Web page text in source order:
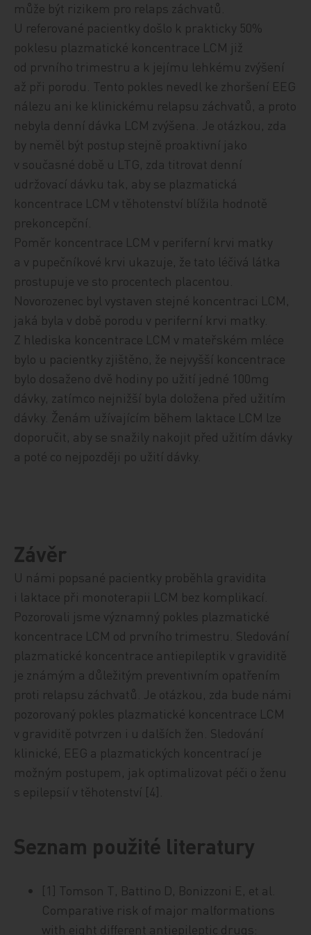
může být rizikem pro relaps záchvatů.
U referované pacientky došlo k prakticky 50%
poklesu plazmatické koncentrace LCM již
od prvního trimestru a k jejímu lehkému zvýšení
až při porodu. Tento pokles nevedl ke zhoršení EEG
nálezu ani ke klinickému relapsu záchvatů, a proto
nebyla denní dávka LCM zvýšena. Je otázkou, zda
by neměl být postup stejně proaktivní jako
v současné době u LTG, zda titrovat denní
udržovací dávku tak, aby se plazmatická
koncentrace LCM v těhotenství blížila hodnotě
prekoncepční.
Poměr koncentrace LCM v periferní krvi matky
a v pupečníkové krvi ukazuje, že tato léčivá látka
prostupuje ve sto procentech placentou.
Novorozenec byl vystaven stejné koncentraci LCM,
jaká byla v době porodu v periferní krvi matky.
Z hlediska koncentrace LCM v mateřském mléce
bylo u pacientky zjištěno, že nejvyšší koncentrace
bylo dosaženo dvě hodiny po užití jedné 100mg
dávky, zatímco nejnižší byla doložena před užitím
dávky. Ženám užívajícím během laktace LCM lze
doporučit, aby se snažily nakojit před užitím dávky
a poté co nejpozději po užití dávky.
Závěr
U námi popsané pacientky proběhla gravidita
i laktace při monoterapii LCM bez komplikací.
Pozorovali jsme významný pokles plazmatické
koncentrace LCM od prvního trimestru. Sledování
plazmatické koncentrace antiepileptik v graviditě
je známým a důležitým preventivním opatřením
proti relapsu záchvatů. Je otázkou, zda bude námi
pozorovaný pokles plazmatické koncentrace LCM
v graviditě potvrzen i u dalších žen. Sledování
klinické, EEG a plazmatických koncentrací je
možným postupem, jak optimalizovat péči o ženu
s epilepsií v těhotenství [4].
Seznam použité literatury
[1] Tomson T, Battino D, Bonizzoni E, et al.
Comparative risk of major malformations
with eight different antiepileptic drugs: